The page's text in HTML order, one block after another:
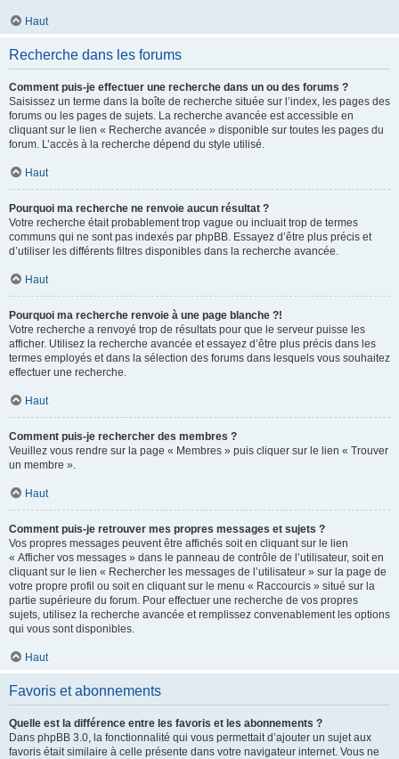
Haut
Recherche dans les forums
Comment puis-je effectuer une recherche dans un ou des forums ?
Saisissez un terme dans la boîte de recherche située sur l’index, les pages des
forums ou les pages de sujets. La recherche avancée est accessible en
cliquant sur le lien « Recherche avancée » disponible sur toutes les pages du
forum. L’accès à la recherche dépend du style utilisé.
Haut
Pourquoi ma recherche ne renvoie aucun résultat ?
Votre recherche était probablement trop vague ou incluait trop de termes
communs qui ne sont pas indexés par phpBB. Essayez d’être plus précis et
d’utiliser les différents filtres disponibles dans la recherche avancée.
Haut
Pourquoi ma recherche renvoie à une page blanche ?!
Votre recherche a renvoyé trop de résultats pour que le serveur puisse les
afficher. Utilisez la recherche avancée et essayez d’être plus précis dans les
termes employés et dans la sélection des forums dans lesquels vous souhaitez
effectuer une recherche.
Haut
Comment puis-je rechercher des membres ?
Veuillez vous rendre sur la page « Membres » puis cliquer sur le lien « Trouver
un membre ».
Haut
Comment puis-je retrouver mes propres messages et sujets ?
Vos propres messages peuvent être affichés soit en cliquant sur le lien
« Afficher vos messages » dans le panneau de contrôle de l’utilisateur, soit en
cliquant sur le lien « Rechercher les messages de l’utilisateur » sur la page de
votre propre profil ou soit en cliquant sur le menu « Raccourcis » situé sur la
partie supérieure du forum. Pour effectuer une recherche de vos propres
sujets, utilisez la recherche avancée et remplissez convenablement les options
qui vous sont disponibles.
Haut
Favoris et abonnements
Quelle est la différence entre les favoris et les abonnements ?
Dans phpBB 3.0, la fonctionnalité qui vous permettait d’ajouter un sujet aux
favoris était similaire à celle présente dans votre navigateur internet. Vous ne